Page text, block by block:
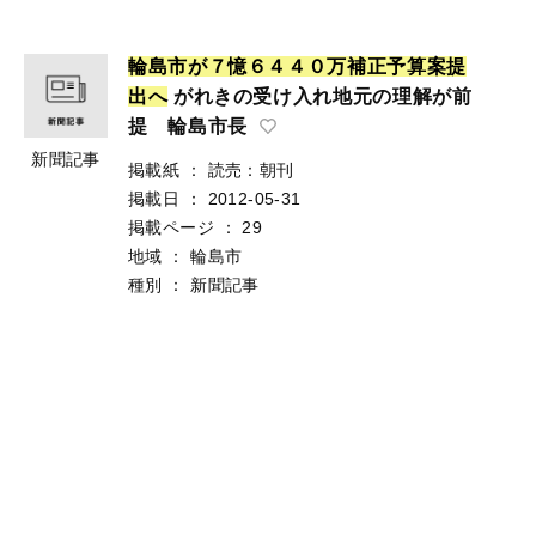
新聞記事
輪島市が７憶６ ４ ４ ０万補正予算案提
出へがれきの受け入れ地元の理解が前
提 輪島市長
掲載紙 ：
読売：朝刊
掲載日
：
2012-05-31
掲載ページ
：
29
地域
：
輪島市
種別
： 新聞記事